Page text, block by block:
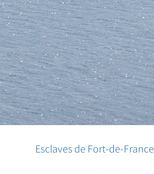
Esclaves de Fort-de-France